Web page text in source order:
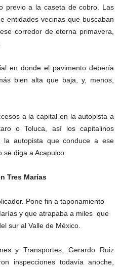
previo a la caseta de cobro. Las
entidades vecinas que buscaban
corredor de eterna primavera,
en donde el pavimento debería
bien alta que baja, y, menos,
a la capital en la autopista a
o Toluca, así los capitalinos
la autopista que conduce a ese
diga a Acapulco.
Tres Marías
Pone fin a taponamiento
y que atrapaba a miles que
sur al Valle de México.
y Transportes, Gerardo Ruiz
inspecciones todavía anoche,